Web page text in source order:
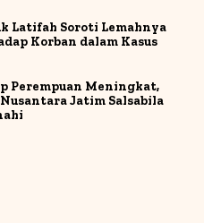
Latifah Soroti Lemahnya
Korban dalam Kasus
Perempuan Meningkat,
Jatim Salsabila